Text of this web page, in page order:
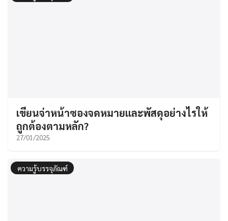
เขียนจ่าหน้าซองจดหมายและพัสดุอย่างไรให้
ถูกต้องตามหลัก?
27/01/2025
ความรู้บรรจุภัณฑ์